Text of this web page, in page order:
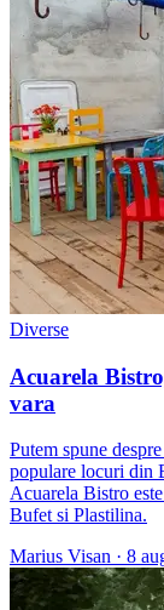
Diverse
Acuarela
vara
Putem spune
populare locuri din
Acuarela Bistro
Bufet si Plastilina.
Marius Visan · 8